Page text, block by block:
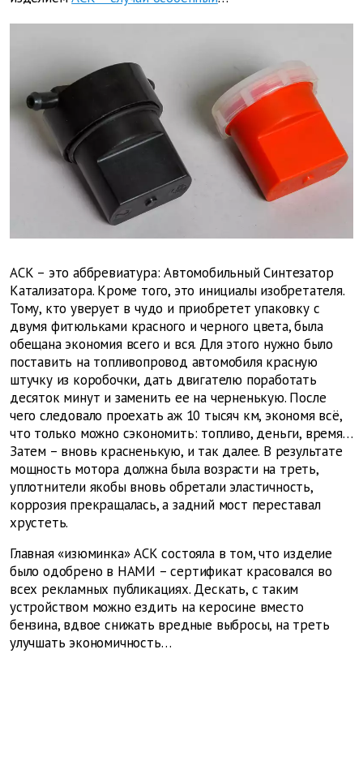
АСК – это аббревиатура: Автомобильный Синтезатор
Катализатора. Кроме того, это инициалы изобретателя.
Тому, кто уверует в чудо и приобретет упаковку с
двумя фитюльками красного и черного цвета, была
обещана экономия всего и вся. Для этого нужно было
поставить на топливопровод автомобиля красную
штучку из коробочки, дать двигателю поработать
десяток минут и заменить ее на черненькую. После
чего следовало проехать аж 10 тысяч км, экономя всё,
что только можно сэкономить: топливо, деньги, время…
Затем – вновь красненькую, и так далее. В результате
мощность мотора должна была возрасти на треть,
уплотнители якобы вновь обретали эластичность,
коррозия прекращалась, а задний мост переставал
хрустеть.
Главная «изюминка» АСК состояла в том, что изделие
было одобрено в НАМИ – сертификат красовался во
всех рекламных публикациях. Дескать, с таким
устройством можно ездить на керосине вместо
бензина, вдвое снижать вредные выбросы, на треть
улучшать экономичность…